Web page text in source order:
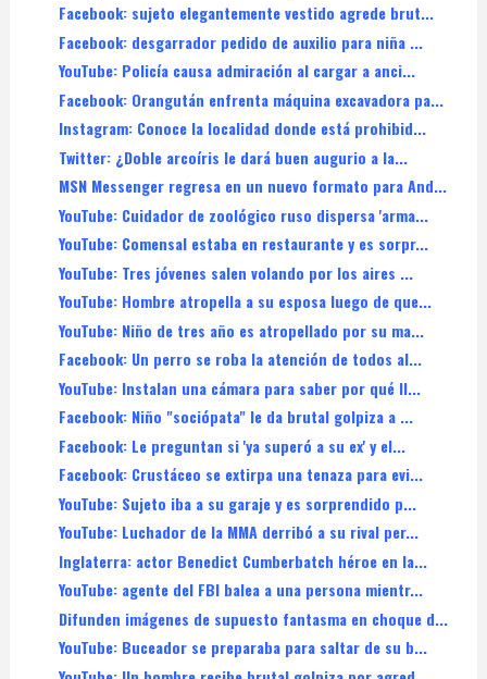
Facebook: sujeto elegantemente vestido agrede brut...
Facebook: desgarrador pedido de auxilio para niña ...
YouTube: Policía causa admiración al cargar a anci...
Facebook: Orangután enfrenta máquina excavadora pa...
Instagram: Conoce la localidad donde está prohibid...
Twitter: ¿Doble arcoíris le dará buen augurio a la...
MSN Messenger regresa en un nuevo formato para And...
YouTube: Cuidador de zoológico ruso dispersa 'arma...
YouTube: Comensal estaba en restaurante y es sorpr...
YouTube: Tres jóvenes salen volando por los aires ...
YouTube: Hombre atropella a su esposa luego de que...
YouTube: Niño de tres año es atropellado por su ma...
Facebook: Un perro se roba la atención de todos al...
YouTube: Instalan una cámara para saber por qué ll...
Facebook: Niño "sociópata" le da brutal golpiza a ...
Facebook: Le preguntan si 'ya superó a su ex' y el...
Facebook: Crustáceo se extirpa una tenaza para evi...
YouTube: Sujeto iba a su garaje y es sorprendido p...
YouTube: Luchador de la MMA derribó a su rival per...
Inglaterra: actor Benedict Cumberbatch héroe en la...
YouTube: agente del FBI balea a una persona mientr...
Difunden imágenes de supuesto fantasma en choque d...
YouTube: Buceador se preparaba para saltar de su b...